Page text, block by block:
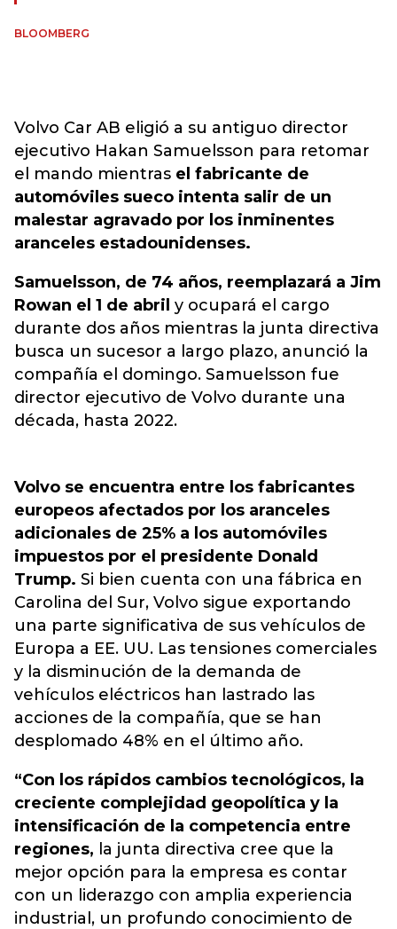
BLOOMBERG
Volvo Car AB eligió a su antiguo director
ejecutivo Hakan Samuelsson para retomar
el mando mientras el fabricante de
automóviles sueco intenta salir de un
malestar agravado por los inminentes
aranceles estadounidenses.
Samuelsson, de 74 años, reemplazará a Jim
Rowan el 1 de abril y ocupará el cargo
durante dos años mientras la junta directiva
busca un sucesor a largo plazo, anunció la
compañía el domingo. Samuelsson fue
director ejecutivo de Volvo durante una
década, hasta 2022.
Volvo se encuentra entre los fabricantes
europeos afectados por los aranceles
adicionales de 25% a los automóviles
impuestos por el presidente Donald
Trump. Si bien cuenta con una fábrica en
Carolina del Sur, Volvo sigue exportando
una parte significativa de sus vehículos de
Europa a EE. UU. Las tensiones comerciales
y la disminución de la demanda de
vehículos eléctricos han lastrado las
acciones de la compañía, que se han
desplomado 48% en el último año.
“Con los rápidos cambios tecnológicos, la
creciente complejidad geopolítica y la
intensificación de la competencia entre
regiones, la junta directiva cree que la
mejor opción para la empresa es contar
con un liderazgo con amplia experiencia
industrial, un profundo conocimiento de